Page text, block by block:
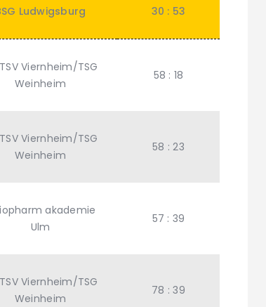
Ludwigsburg 30 : 53
Viernheim/TSG
Weinheim
58 : 18
Viernheim/TSG
Weinheim
58 : 23
akademie
Ulm
57 : 39
Viernheim/TSG
Weinheim
78 : 39